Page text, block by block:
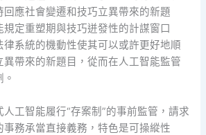
回應社會變遷和技巧立異帶來的新題
規定重塑期與技巧迸發性的計謀窗口
系統的機動性使其可以或許更好地順
異帶來的新題目，從而在人工智能監管
工智能履行“存案制”的事前監管，請求
務承當直接義務，特色是可操縱性